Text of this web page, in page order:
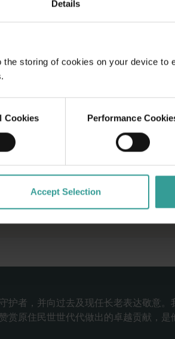
Details
the storing of cookies on your device to
Cookies Performance
Accept Selection
护者，并向过去及现任长老表达敬意
赏原住民世世代代做出的卓越贡献，